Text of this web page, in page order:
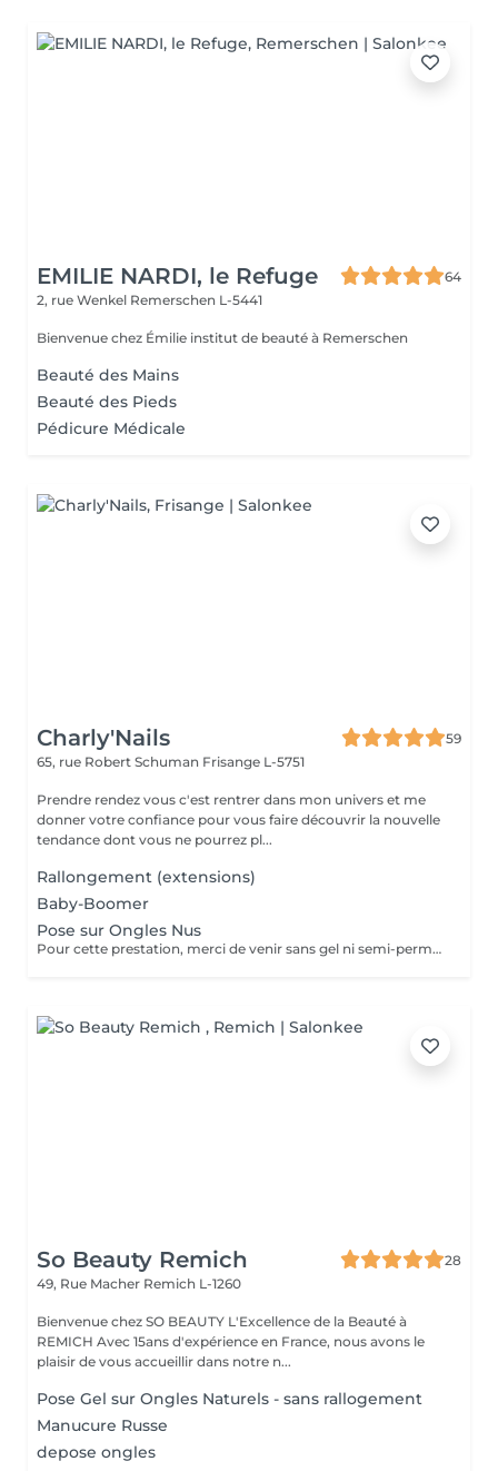
EMILIE NARDI, le Refuge
64
2, rue Wenkel Remerschen L-5441
Bienvenue chez Émilie institut de beauté à Remerschen
Beauté des Mains
Beauté des Pieds
Pédicure Médicale
Charly'Nails
59
65, rue Robert Schuman Frisange L-5751
Prendre rendez vous c'est rentrer dans mon univers et me
donner votre confiance pour vous faire découvrir la nouvelle
tendance dont vous ne pourrez pl...
Rallongement (extensions)
Baby-Boomer
Pose sur Ongles Nus
Pour cette prestation, merci de venir sans gel ni semi-permanent sur vos ongles
So Beauty Remich
28
49, Rue Macher Remich L-1260
Bienvenue chez SO BEAUTY L'Excellence de la Beauté à
REMICH Avec 15ans d'expérience en France, nous avons le
plaisir de vous accueillir dans notre n...
Pose Gel sur Ongles Naturels - sans rallogement
Manucure Russe
depose ongles